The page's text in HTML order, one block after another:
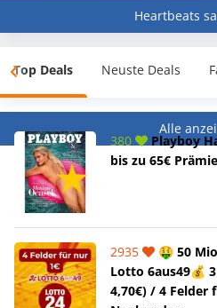
Heartbeats
Top Deals Neuste Deals
Alle
380
Playboy
bis zu 65€
2935
🤑 50
Lotto 6aus49💰
4,70€) / 4 Felder